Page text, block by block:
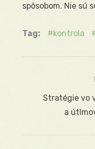
spôsobom. Nie sú
Tag: kontrola
Navigácia
Previous
Stratégie vo
a